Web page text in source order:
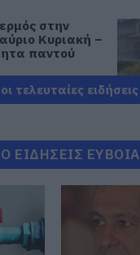
στην
Κυριακή –
παντού
έφυγε απο
τελευταίες ειδήσεις
ΕΙΔΗΣΕΙΣ ΕΥΒΟΙΑ